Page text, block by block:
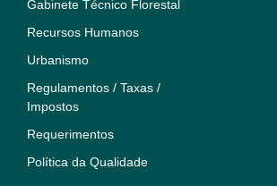
Gabinete Técnico Florestal
Recursos Humanos
Urbanismo
Regulamentos / Taxas /
Impostos
Requerimentos
Política da Qualidade